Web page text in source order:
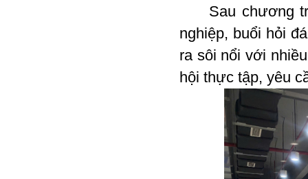
Sau chương
nghiệp, buổi hỏi
ra sôi nổi với
hội thực tập, yêu